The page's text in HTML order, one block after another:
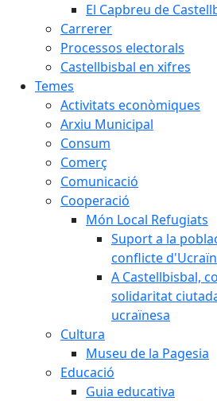
El Capbreu de
Carrerer
Processos electorals
Castellbisbal en xifres
Temes
Activitats econòmiques
Arxiu Municipal
Consum
Comerç
Comunicació
Cooperació
Món Local Refugiats
Suport a la
conflicte
A Castellbisbal,
solidaritat
ucraïnesa
Cultura
Museu de la Pagesia
Educació
Guia educativa